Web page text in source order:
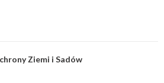
Ziemi i Sadów